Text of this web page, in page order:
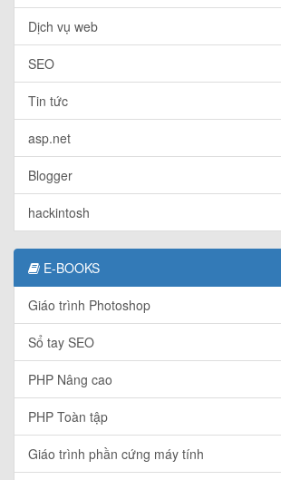
Dịch vụ web
SEO
Tin tức
asp.net
Blogger
hackintosh
E-BOOKS
Giáo trình Photoshop
Sổ tay SEO
PHP Nâng cao
PHP Toàn tập
Giáo trình phần cứng máy tính